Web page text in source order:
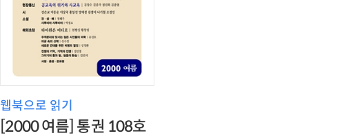
웹북으로 읽기
[2000 여름] 통권 108호